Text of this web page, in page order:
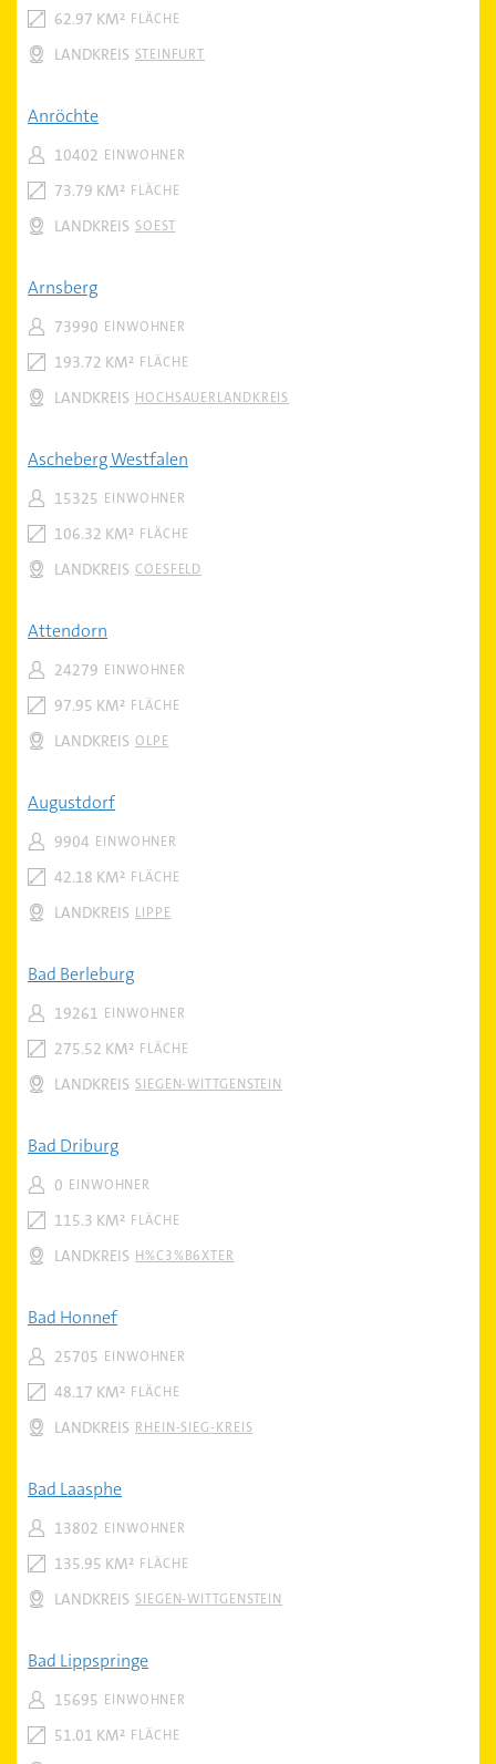
FLÄCHE
62.97 KM²
STEINFURT
LANDKREIS
Anröchte
EINWOHNER
10402
FLÄCHE
73.79 KM²
SOEST
LANDKREIS
Arnsberg
EINWOHNER
73990
FLÄCHE
193.72 KM²
HOCHSAUERLANDKREIS
LANDKREIS
Ascheberg Westfalen
EINWOHNER
15325
FLÄCHE
106.32 KM²
COESFELD
LANDKREIS
Attendorn
EINWOHNER
24279
FLÄCHE
97.95 KM²
OLPE
LANDKREIS
Augustdorf
EINWOHNER
9904
FLÄCHE
42.18 KM²
LIPPE
LANDKREIS
Bad Berleburg
EINWOHNER
19261
FLÄCHE
275.52 KM²
SIEGEN-WITTGENSTEIN
LANDKREIS
Bad Driburg
EINWOHNER
0
FLÄCHE
115.3 KM²
H%C3%B6XTER
LANDKREIS
Bad Honnef
EINWOHNER
25705
FLÄCHE
48.17 KM²
RHEIN-SIEG-KREIS
LANDKREIS
Bad Laasphe
EINWOHNER
13802
FLÄCHE
135.95 KM²
SIEGEN-WITTGENSTEIN
LANDKREIS
Bad Lippspringe
EINWOHNER
15695
FLÄCHE
51.01 KM²